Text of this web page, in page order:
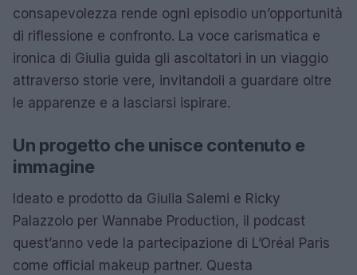
consapevolezza rende ogni episodio un’opportunità
di riflessione e confronto. La voce carismatica e
ironica di Giulia guida gli ascoltatori in un viaggio
attraverso storie vere, invitandoli a guardare oltre
le apparenze e a lasciarsi ispirare.
Un progetto che unisce contenuto e
immagine
Ideato e prodotto da Giulia Salemi e Ricky
Palazzolo per Wannabe Production, il podcast
quest’anno vede la partecipazione di L’Oréal Paris
come official makeup partner. Questa